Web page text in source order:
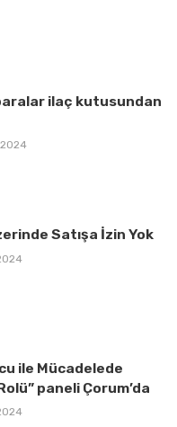
ilaç kutusundan
Satışa İzin Yok
ile Mücadelede
paneli Çorum’da